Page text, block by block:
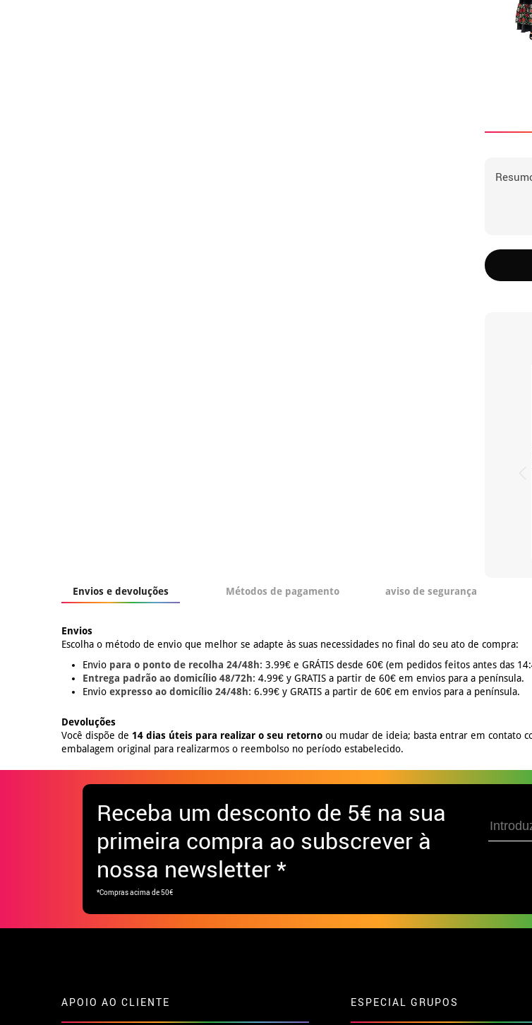
Envios e devoluções Métodos de pagamento aviso de segurança
Envios
Escolha o método de envio que melhor se adapte às suas necessidades no final do seu ato de compra:
Envio para o ponto de recolha 24/48h: 3.99€ e GRÁTIS desde 60€ (em pedidos feitos antes das
Entrega padrão ao domicílio 48/72h: 4.99€ y GRATIS a partir de 60€ em envios para a península.
Envio expresso ao domicílio 24/48h: 6.99€ y GRATIS a partir de 60€ em envios para a península.
Devoluções
Você dispõe de 14 dias úteis para realizar o seu retorno ou mudar de ideia; basta entrar em contato
embalagem original para realizarmos o reembolso no período estabelecido.
Receba um desconto de 5€ na sua
primeira compra ao subscrever à
nossa newsletter *
*Compras acima de 50€
APOIO AO CLIENTE ESPECIAL GRUPOS